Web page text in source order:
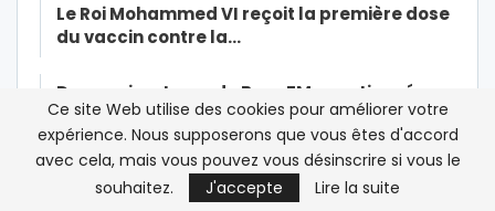
Le Roi Mohammed VI reçoit la première dose
du vaccin contre la…
Deux animateurs de Beur FM sanctionnés
après une rencontre avec…
Les islamistes marocains rattrapés par
leurs contradictions
Ce site Web utilise des cookies pour améliorer votre
expérience. Nous supposerons que vous êtes d'accord
avec cela, mais vous pouvez vous désinscrire si vous le
souhaitez.
J'accepte Lire la suite